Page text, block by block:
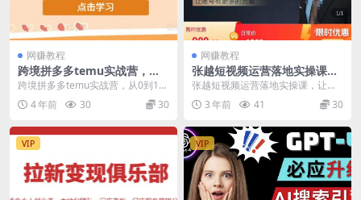
网赚教程
跨境拼多多temu实战营，从0
到1打造爆款，快速变现
跨境拼多多temu实战营，从0到1打
造爆款，快速变现 今年都说国内电
商越来越不好...
4 年前 30 30
网赚教程
张越短视频运营落地实操课，
让账号有更多的流量（短视频
张越短视频运营落地实操课，让账
号有更多的流量（短视频流量+带货
出单实操课） 短视...
3 年前 41 30
VIP VIP